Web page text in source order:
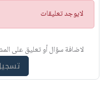
ت
ن
ي
لايوجد تعليقات
لاضافة سؤال أو تعليق على